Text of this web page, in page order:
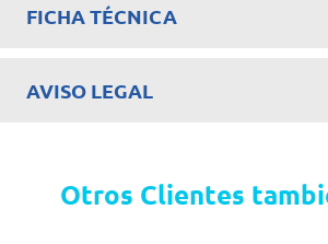
FICHA TÉCNICA
AVISO LEGAL
Otros Clientes